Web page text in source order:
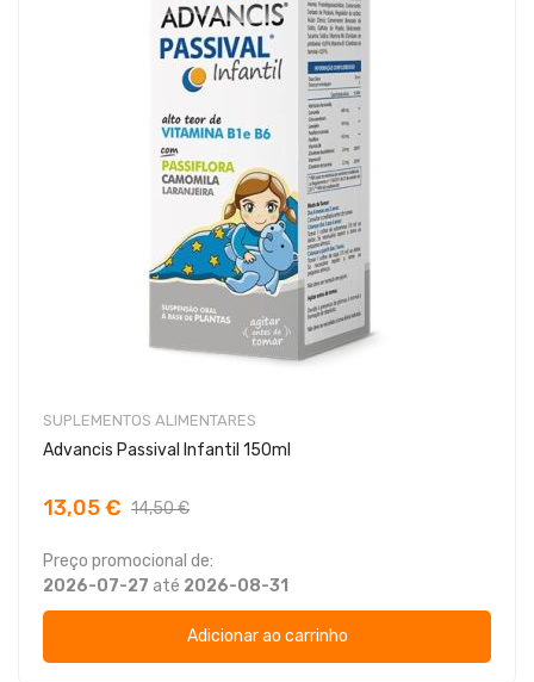
SUPLEMENTOS ALIMENTARES
Advancis Passival Infantil 150ml
13,05 € 14,50 €
Preço promocional de:
2026-07-27 até 2026-08-31
Adicionar ao carrinho